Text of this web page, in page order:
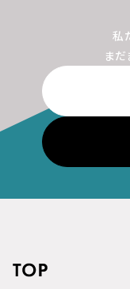
私
まだ